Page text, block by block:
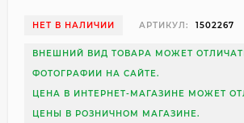
НЕТ В НАЛИЧИИ АРТИКУЛ: 1502267
ВНЕШНИЙ ВИД ТОВАРА МОЖЕТ
ФОТОГРАФИИ НА САЙТЕ.
ЦЕНА В ИНТЕРНЕТ-МАГАЗИНЕ МОЖЕТ
ЦЕНЫ В РОЗНИЧНОМ МАГАЗИНЕ.